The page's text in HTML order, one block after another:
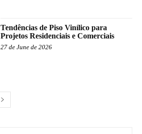
Tendências de Piso Vinílico para
Projetos Residenciais e Comerciais
27 de June de 2026